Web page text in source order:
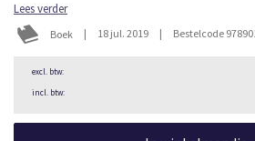
Lees verder
Boek | 18 jul. 2019 | Bestelcode